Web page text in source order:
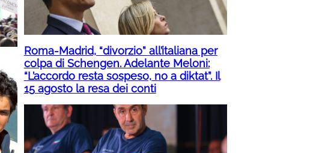
Roma-Madrid, “divorzio” all’italiana per
colpa di Schengen. Adelante Meloni:
“L’accordo resta sospeso, no a diktat”. Il
15 agosto la resa dei conti